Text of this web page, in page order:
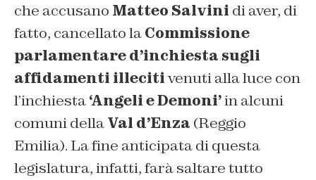
che accusano Matteo Salvini di aver, di
fatto, cancellato laCommissione
parlamentare d’inchiesta sugli
affidamenti illecitivenuti alla luce con
l’inchiesta‘Angeli e Demoni’in alcuni
comuni dellaVal d’Enza (Reggio
Emilia). La fine anticipata di questa
legislatura, infatti, farà saltare tutto